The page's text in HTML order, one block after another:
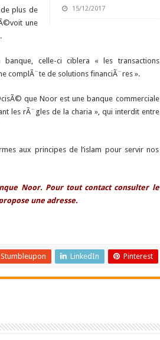
15/12/2017
plus de
une
celle-ci ciblera « les transactions
complÃ¨te de solutions financiÃ¨res ».
que Noor est une banque commerciale
les rÃ¨gles de la charia », qui interdit entre
aux principes de l’islam pour servir nos
Noor. Pour tout contact consulter le
une adresse.
Stumbleupon LinkedIn Pinterest